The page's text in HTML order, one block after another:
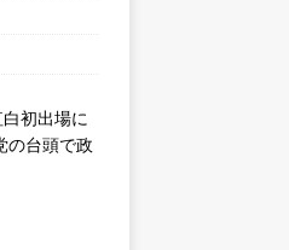
初出場に
台頭で政